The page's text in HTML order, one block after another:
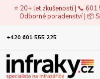
⭐ 20+ let zkušeností | 📞
Odborné poradenství | 📦
+420 601 555 225